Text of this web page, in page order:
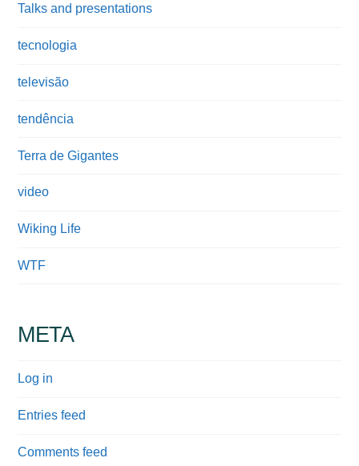
Talks and presentations
tecnologia
televisão
tendência
Terra de Gigantes
video
Wiking Life
WTF
META
Log in
Entries feed
Comments feed